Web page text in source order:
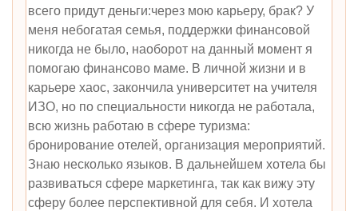
всего придут деньги:через мою карьеру, брак? У
меня небогатая семья, поддержки финансовой
никогда не было, наоборот на данный момент я
помогаю финансово маме. В личной жизни и в
карьере хаос, закончила университет на учителя
ИЗО, но по специальности никогда не работала,
всю жизнь работаю в сфере туризма:
бронирование отелей, организация мероприятий.
Знаю несколько языков. В дальнейшем хотела бы
развиваться сфере маркетинга, так как вижу эту
сферу более перспективной для себя. И хотела